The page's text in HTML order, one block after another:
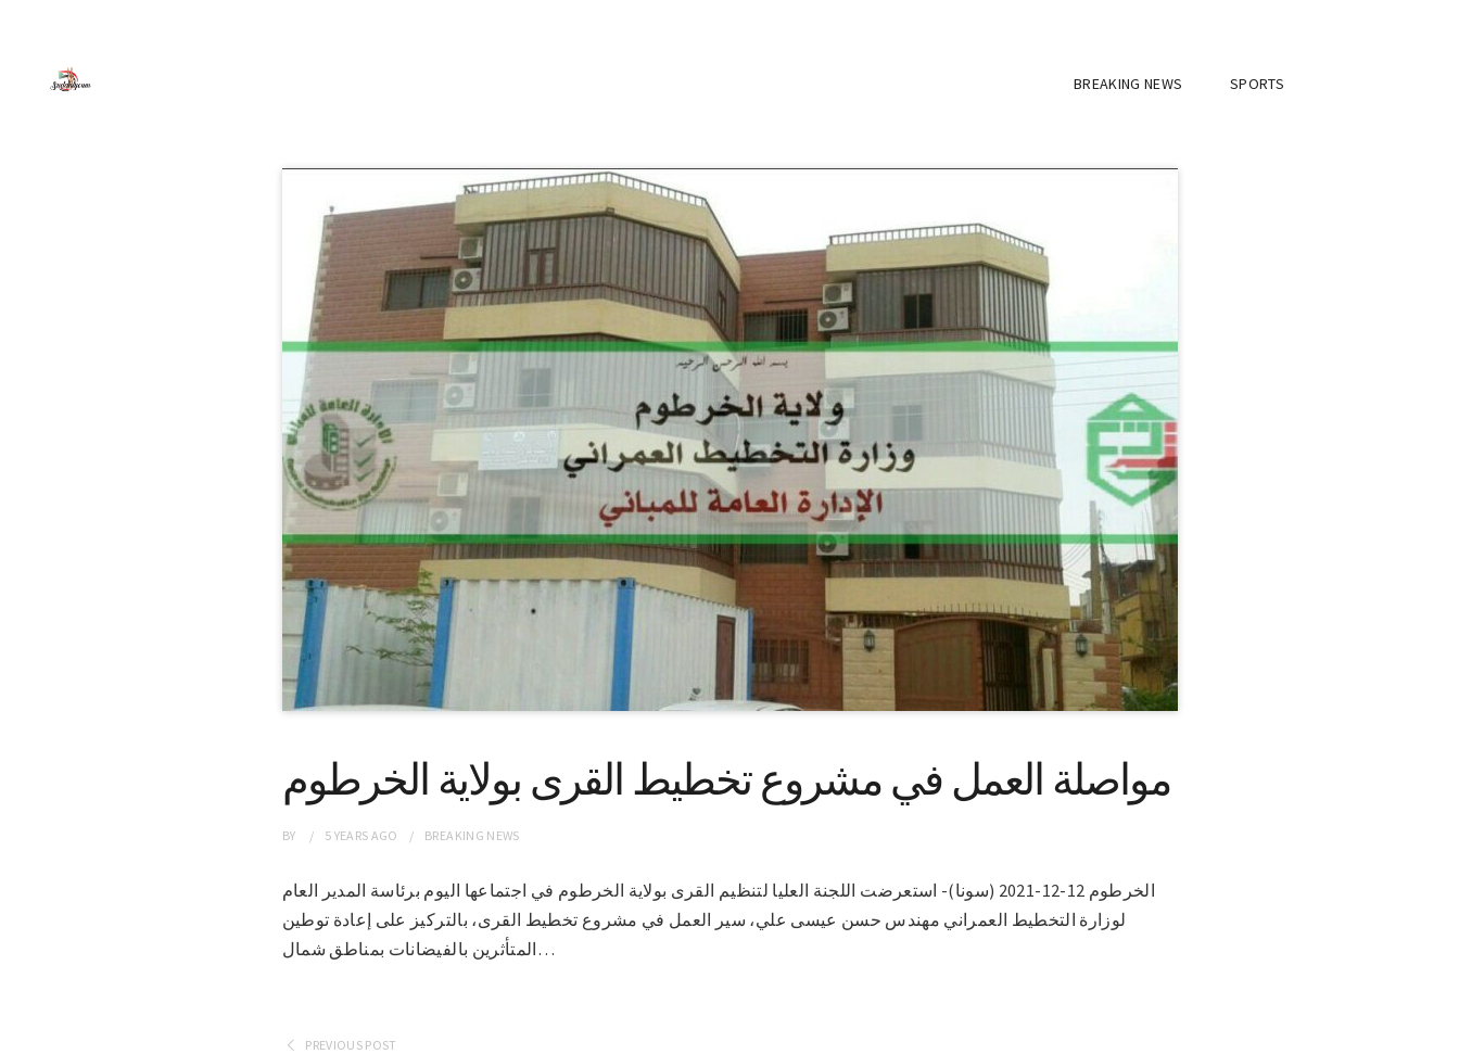
BREAKING NEWS SPORTS
مواصلة العمل في مشروع تخطيط القرى بولاية الخرطوم
BY 5 YEARS AGO BREAKING NEWS
الخرطوم 12-12-2021 (سونا)- استعرضت اللجنة العليا لتنظيم القرى بولاية الخرطوم في اجتماعها اليوم برئاسة المدير العام
لوزارة التخطيط العمراني مهندس حسن عيسى علي، سير العمل في مشروع تخطيط القرى، بالتركيز على إعادة توطين
المتأثرين بالفيضانات بمناطق شمال…
PREVIOUS POST